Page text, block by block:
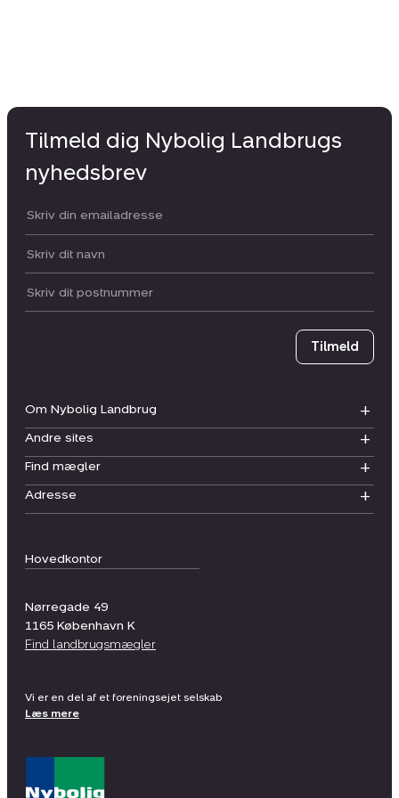
Hovedkontor
Nørregade 49
1165 København K
Find landbrugsmægler
Om Nybolig Landbrug
Andre sites
Find mægler
Adresse
Tilmeld dig Nybolig Landbrugs
nyhedsbrev
Din email:
Dit navn:
Postnummer
Tilmeld
Vi er en del af et foreningsejet selskab
Læs mere